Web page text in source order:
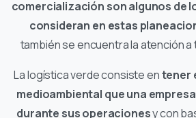
comercialización son algunos de
consideran en estas
también se encuentra la atención
La logística verde consiste entener
medioambiental que una
durante sus operacionesy con